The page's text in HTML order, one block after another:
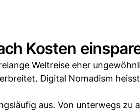
Kosten
Weltreise eher
Digital Nomadism
aus. Von unterwegs zu